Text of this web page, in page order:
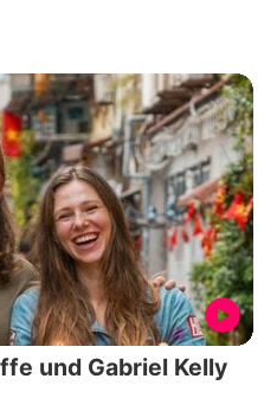
und Gabriel Kelly